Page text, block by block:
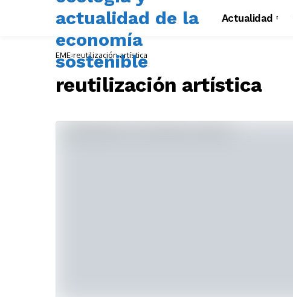
Actualidad
EME reutilización artística
reutilización artística